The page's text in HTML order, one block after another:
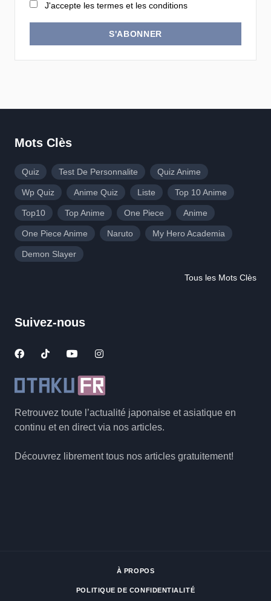
J'accepte les termes et les conditions
S'ABONNER
Retrouvez toute l’actualité japonaise et asiatique en
continu et en direct via nos articles.
Découvrez librement tous nos articles gratuitement!
Mots Clès
Quiz Test De Personnalite Quiz Anime
Wp Quiz Anime Quiz Liste Top 10 Anime
Top10 Top Anime One Piece Anime
One Piece Anime Naruto My Hero Academia
Demon Slayer
Tous les Mots Clès
Suivez-nous
À PROPOS
POLITIQUE DE CONFIDENTIALITÉ